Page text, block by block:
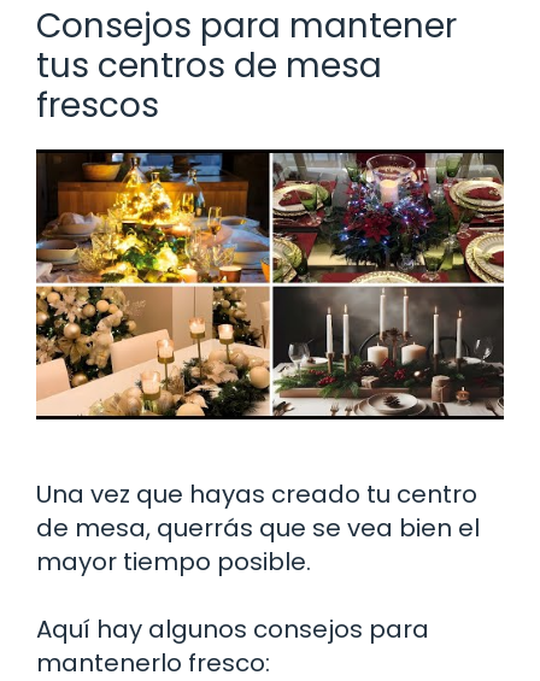
Consejos para mantener
tus centros de mesa
frescos
Una vez que hayas creado tu centro
de mesa, querrás que se vea bien el
mayor tiempo posible.
Aquí hay algunos consejos para
mantenerlo fresco: